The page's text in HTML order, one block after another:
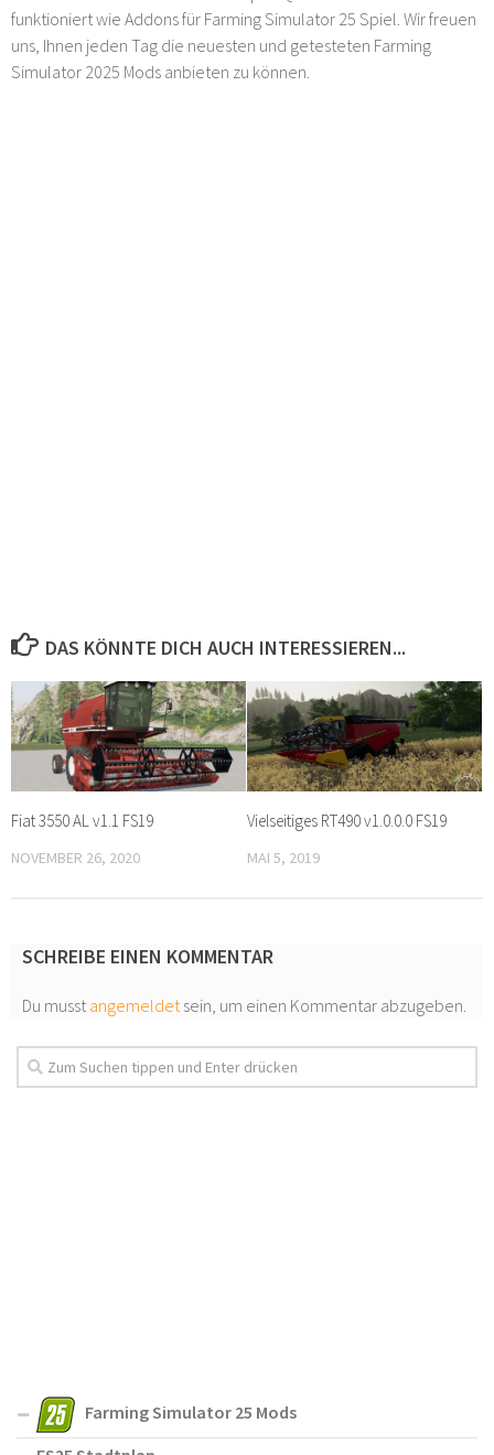
funktioniert wie Addons für Farming Simulator 25 Spiel. Wir freuen
uns, Ihnen jeden Tag die neuesten und getesteten Farming
Simulator 2025 Mods anbieten zu können.
DAS KÖNNTE DICH AUCH INTERESSIEREN...
Fiat 3550 AL v1.1 FS19
NOVEMBER 26, 2020
Vielseitiges RT490 v1.0.0.0 FS19
MAI 5, 2019
SCHREIBE EINEN KOMMENTAR
Du musstangemeldetsein, um einen Kommentar abzugeben.
Farming Simulator 25 Mods